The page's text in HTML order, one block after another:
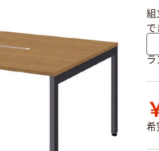
組
で
希